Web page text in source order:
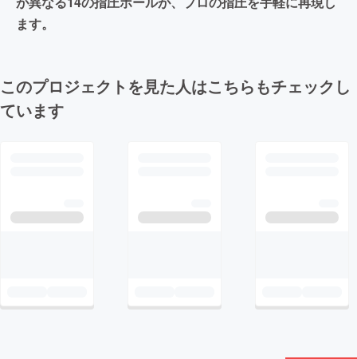
ます。
このプロジェクトを見た人はこちらもチェックし
ています